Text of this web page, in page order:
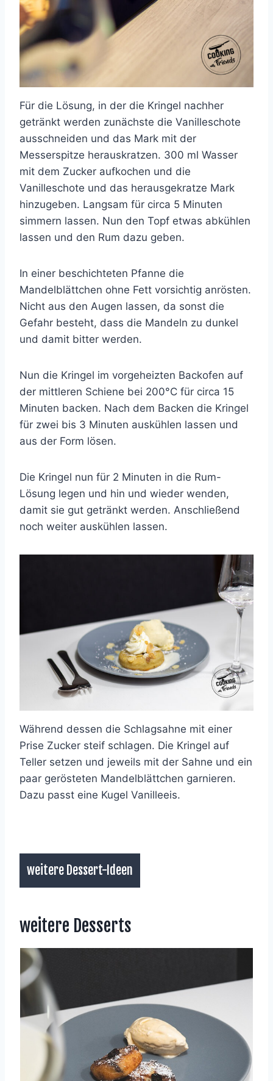
Für die Lösung, in der die Kringel nachher
getränkt werden zunächste die Vanilleschote
ausschneiden und das Mark mit der
Messerspitze herauskratzen. 300 ml Wasser
mit dem Zucker aufkochen und die
Vanilleschote und das herausgekratze Mark
hinzugeben. Langsam für circa 5 Minuten
simmern lassen. Nun den Topf etwas abkühlen
lassen und den Rum dazu geben.
In einer beschichteten Pfanne die
Mandelblättchen ohne Fett vorsichtig anrösten.
Nicht aus den Augen lassen, da sonst die
Gefahr besteht, dass die Mandeln zu dunkel
und damit bitter werden.
Nun die Kringel im vorgeheizten Backofen auf
der mittleren Schiene bei 200°C für circa 15
Minuten backen. Nach dem Backen die Kringel
für zwei bis 3 Minuten auskühlen lassen und
aus der Form lösen.
Die Kringel nun für 2 Minuten in die Rum-
Lösung legen und hin und wieder wenden,
damit sie gut getränkt werden. Anschließend
noch weiter auskühlen lassen.
Während dessen die Schlagsahne mit einer
Prise Zucker steif schlagen. Die Kringel auf
Teller setzen und jeweils mit der Sahne und ein
paar gerösteten Mandelblättchen garnieren.
Dazu passt eine Kugel Vanilleeis.
weitere Dessert-Ideen
weitere Desserts